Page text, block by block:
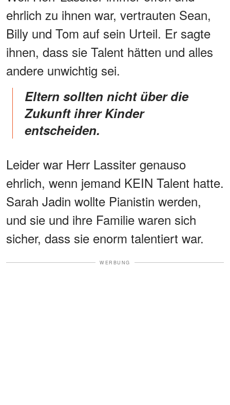
ehrlich zu ihnen war, vertrauten Sean,
Billy und Tom auf sein Urteil. Er sagte
ihnen, dass sie Talent hätten und alles
andere unwichtig sei.
Eltern sollten nicht über die
Zukunft ihrer Kinder
entscheiden.
Leider war Herr Lassiter genauso
ehrlich, wenn jemand KEIN Talent hatte.
Sarah Jadin wollte Pianistin werden,
und sie und ihre Familie waren sich
sicher, dass sie enorm talentiert war.
WERBUNG